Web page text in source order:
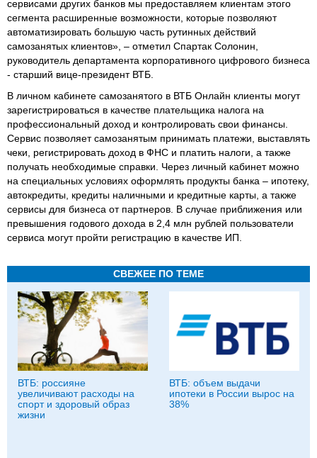
сервисами других банков мы предоставляем клиентам этого
сегмента расширенные возможности, которые позволяют
автоматизировать большую часть рутинных действий
самозанятых клиентов», – отметил Спартак Солонин,
руководитель департамента корпоративного цифрового бизнеса
- старший вице-президент ВТБ.
В личном кабинете самозанятого в ВТБ Онлайн клиенты могут
зарегистрироваться в качестве плательщика налога на
профессиональный доход и контролировать свои финансы.
Сервис позволяет самозанятым принимать платежи, выставлять
чеки, регистрировать доход в ФНС и платить налоги, а также
получать необходимые справки. Через личный кабинет можно
на специальных условиях оформлять продукты банка – ипотеку,
автокредиты, кредиты наличными и кредитные карты, а также
сервисы для бизнеса от партнеров. В случае приближения или
превышения годового дохода в 2,4 млн рублей пользователи
сервиса могут пройти регистрацию в качестве ИП.
СВЕЖЕЕ ПО ТЕМЕ
ВТБ: россияне
увеличивают расходы на
спорт и здоровый образ
жизни
ВТБ: объем выдачи
ипотеки в России вырос на
38%